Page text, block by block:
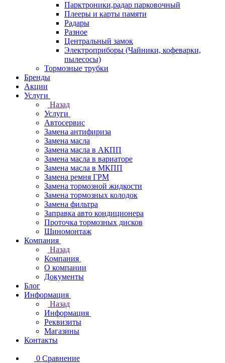
Парктроники,радар парковочный
Плееры и карты памяти
Радары
Разное
Центральный замок
Электроприборы (Чайники, кофеварки,
пылесосы)
Тормозные трубки
Бренды
Акции
Услуги
Назад
Услуги
Автосервис
Замена антифириза
Замена масла
Замена масла в АКПП
Замена масла в вариаторе
Замена масла в МКПП
Замена ремня ГРМ
Замена тормозной жидкости
Замена тормозных колодок
Замена фильтра
Заправка авто кондиционера
Проточка тормозных дисков
Шиномонтаж
Компания
Назад
Компания
О компании
Документы
Блог
Информация
Назад
Информация
Реквизиты
Магазины
Контакты
0 Сравнение